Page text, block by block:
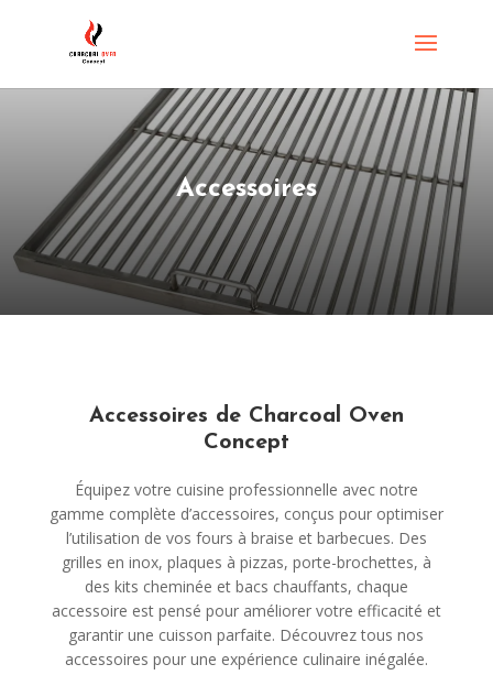
Accessoires
Accessoires de Charcoal Oven
Concept
Équipez votre cuisine professionnelle avec notre
gamme complète d’accessoires, conçus pour optimiser
l’utilisation de vos fours à braise et barbecues. Des
grilles en inox, plaques à pizzas, porte-brochettes, à
des kits cheminée et bacs chauffants, chaque
accessoire est pensé pour améliorer votre efficacité et
garantir une cuisson parfaite. Découvrez tous nos
accessoires pour une expérience culinaire inégalée.